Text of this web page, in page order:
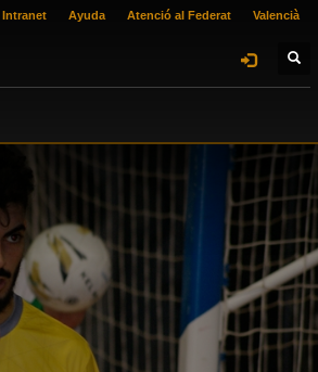
Intranet Ayuda Atenció al Federat Valencià